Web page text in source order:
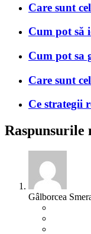
Care sunt
Cum pot să
Cum pot sa
Care sunt
Ce strategii
Raspunsurile
Gâlborcea